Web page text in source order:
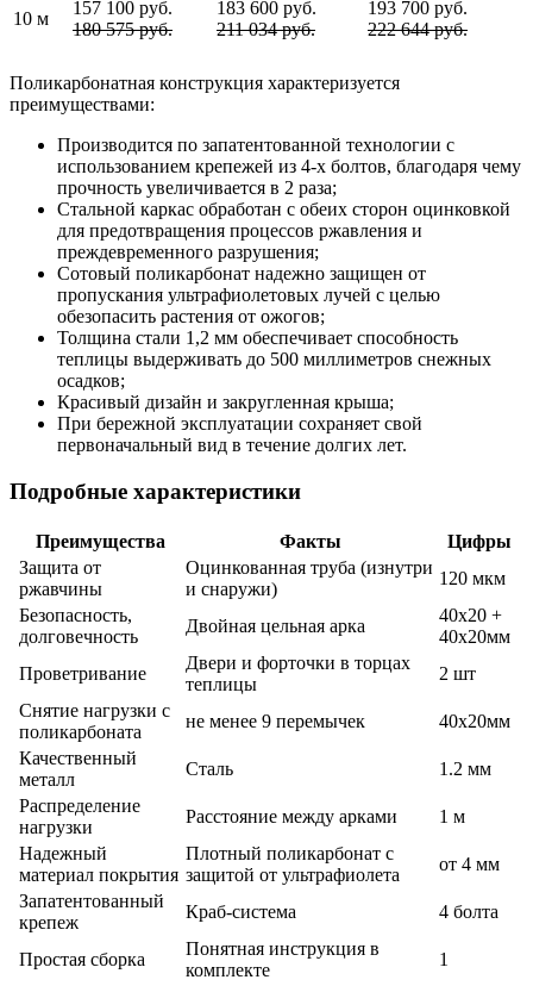
10 м
157 100 руб.
180 575 руб.
183 600 руб.
211 034 руб.
193 700 руб.
222 644 руб.
Поликарбонатная конструкция характеризуется
преимуществами:
Производится по запатентованной технологии с
использованием крепежей из 4-х болтов, благодаря чему
прочность увеличивается в 2 раза;
Стальной каркас обработан с обеих сторон оцинковкой
для предотвращения процессов ржавления и
преждевременного разрушения;
Сотовый поликарбонат надежно защищен от
пропускания ультрафиолетовых лучей с целью
обезопасить растения от ожогов;
Толщина стали 1,2 мм обеспечивает способность
теплицы выдерживать до 500 миллиметров снежных
осадков;
Красивый дизайн и закругленная крыша;
При бережной эксплуатации сохраняет свой
первоначальный вид в течение долгих лет.
Подробные характеристики
Преимущества Факты
Цифры
Защита от
ржавчины
Оцинкованная труба (изнутри
и снаружи)
120 мкм
Безопасность,
долговечность
Двойная цельная арка
40х20 +
40х20мм
Проветривание
Двери и форточки в торцах
теплицы
2 шт
Снятие нагрузки с
поликарбоната
не менее 9 перемычек
40х20мм
Качественный
металл
Сталь
1.2 мм
Распределение
нагрузки
Расстояние между арками
1 м
Надежный
материал покрытия
Плотный поликарбонат с
защитой от ультрафиолета
от 4 мм
Запатентованный
крепеж
Краб-система 4 болта
Простая сборка
Понятная инструкция в
комплекте
1